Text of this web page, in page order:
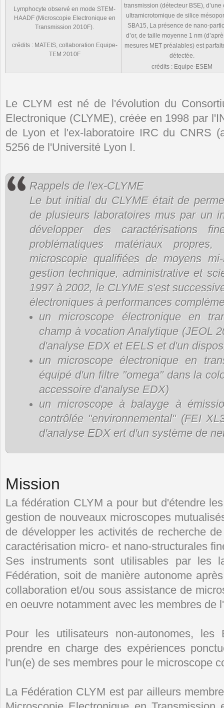
Lymphocyte observé en mode STEM-
HAADF (Microscopie Electronique en
Transmission 2010F).
crédits : MATEIS, collaboration Equipe-
TEM 2010F
transmission (détecteur BSE), d’une
ultramicrotomique de silice
SBA15, La présence de nano-
d’or, de taille moyenne 1 nm
mesures MET préalables) est
détectée.
crédits : Equipe-ESEM
Le CLYM est né de l'évolution du
Electronique (CLYME), créée en 1998 par
de Lyon et l'ex-laboratoire IRC du CNRS
5256 de l'Université Lyon I.
Rappels de l'ex-CLYME
Le but initial du CLYME était de
de plusieurs laboratoires mus par un
développer des caractérisations
problématiques matériaux
microscopie qualifiées de moyens
gestion technique, administrative et
1997 à 2002, le CLYME s'est
électroniques à performances
un microscope électronique en
champ à vocation Analytique (JEOL
d'analyse EDX et EELS et d'un
un microscope électronique en
équipé d'un filtre "omega" dans la
accessoire d'analyse EDX)
un microscope à balayge à
contrôlée "environnemental" (FEI
d'analyse EDX ert d'un système de
Mission
La fédération CLYM a pour but d'étendre
gestion de nouveaux microscopes
de développer les activités de recherche
caractérisation micro- et nano-structurales
Ses instruments sont utilisables par les
Fédération, soit de manière autonome
collaboration et/ou sous assistance de
en oeuvre notamment avec les membres de
Pour les utilisateurs non-autonomes, les
prendre en charge des expériences
l'un(e) de ses membres pour le microscope
La Fédération CLYM est par ailleurs